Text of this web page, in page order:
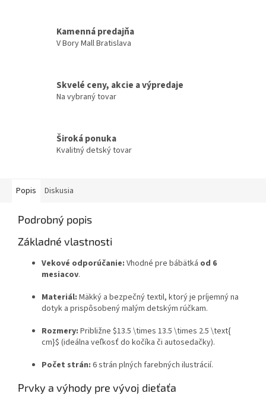
Kamenná predajňa
V Bory Mall Bratislava
Skvelé ceny, akcie a výpredaje
Na vybraný tovar
Široká ponuka
Kvalitný detský tovar
Popis Diskusia
Podrobný popis
Základné vlastnosti
Vekové odporúčanie: Vhodné pre bábätká od 6
mesiacov.
Materiál: Mäkký a bezpečný textil, ktorý je príjemný na
dotyk a prispôsobený malým detským rúčkam.
Rozmery: Približne $13.5 \times 13.5 \times 2.5 \text{
cm}$ (ideálna veľkosť do kočíka či autosedačky).
Počet strán: 6 strán plných farebných ilustrácií.
Prvky a výhody pre vývoj dieťaťa